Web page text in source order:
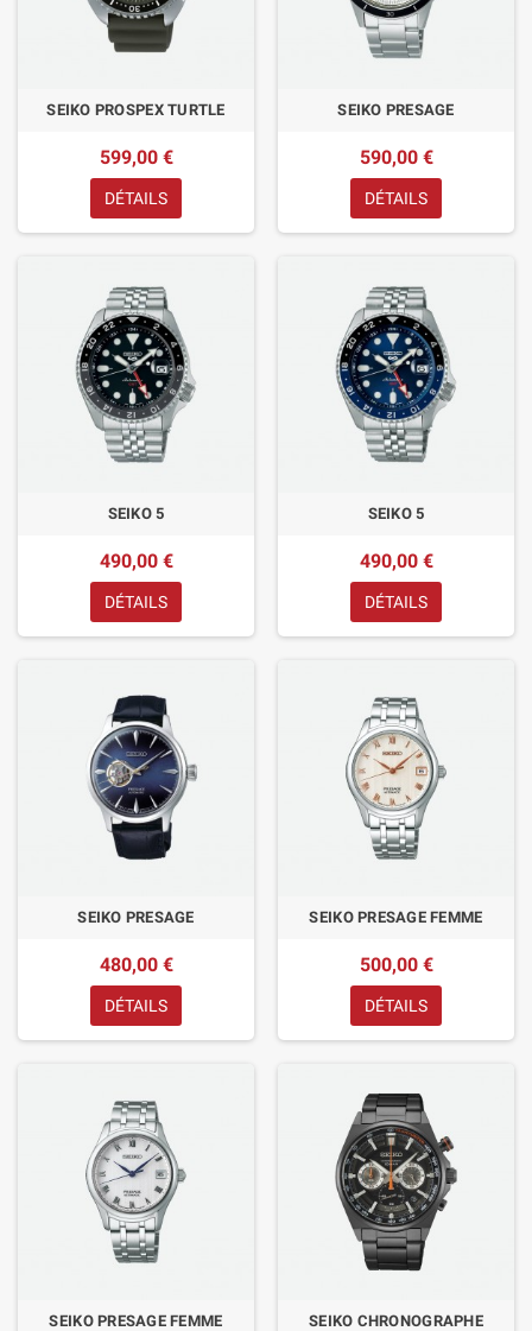
SEIKO PROSPEX TURTLE
599,00 €
DÉTAILS
SEIKO PRESAGE
590,00 €
DÉTAILS
SEIKO 5
490,00 €
DÉTAILS
SEIKO 5
490,00 €
DÉTAILS
SEIKO PRESAGE
480,00 €
DÉTAILS
SEIKO PRESAGE FEMME
500,00 €
DÉTAILS
SEIKO PRESAGE FEMME SEIKO CHRONOGRAPHE